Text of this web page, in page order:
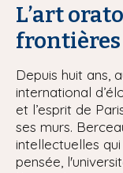
L’art
frontières
Depuis huit ans,
international
et l’esprit de
ses murs.
intellectuelles
pensée,